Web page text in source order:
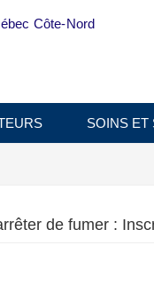
Côte-Nord
SOINS ET
de fumer :